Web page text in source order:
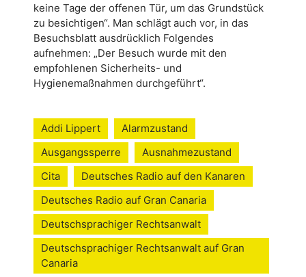
keine Tage der offenen Tür, um das Grundstück
zu besichtigen“. Man schlägt auch vor, in das
Besuchsblatt ausdrücklich Folgendes
aufnehmen: „Der Besuch wurde mit den
empfohlenen Sicherheits- und
Hygienemaßnahmen durchgeführt“.
Addi Lippert
Alarmzustand
Ausgangssperre
Ausnahmezustand
Cita
Deutsches Radio auf den Kanaren
Deutsches Radio auf Gran Canaria
Deutschsprachiger Rechtsanwalt
Deutschsprachiger Rechtsanwalt auf Gran
Canaria